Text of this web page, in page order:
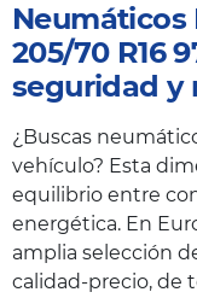
Neumáticos
205/70 R16
seguridad y
¿Buscas
vehículo? Esta
equilibrio entre
energética. En
amplia selección
calidad-precio, de